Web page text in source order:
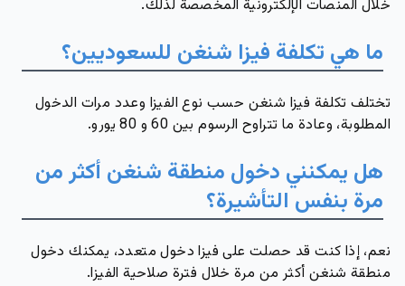
خلال المنصات الإلكترونية المخصصة لذلك.
ما هي تكلفة فيزا شنغن للسعوديين؟
تختلف تكلفة فيزا شنغن حسب نوع الفيزا وعدد مرات الدخول
المطلوبة، وعادة ما تتراوح الرسوم بين 60 و 80 يورو.
هل يمكنني دخول منطقة شنغن أكثر من
مرة بنفس التأشيرة؟
نعم، إذا كنت قد حصلت على فيزا دخول متعدد، يمكنك دخول
منطقة شنغن أكثر من مرة خلال فترة صلاحية الفيزا.